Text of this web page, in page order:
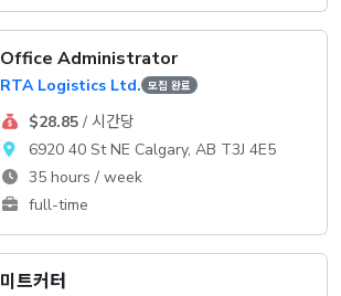
Office Administrator
RTA Logistics Ltd. 모집 완료
$28.85/ 시간당
6920 40 St NE Calgary, AB T3J 4E5
35 hours / week
full-time
미트커터